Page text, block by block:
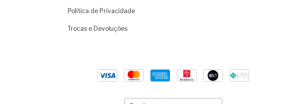
Política de Privacidade
Trocas e Devoluções